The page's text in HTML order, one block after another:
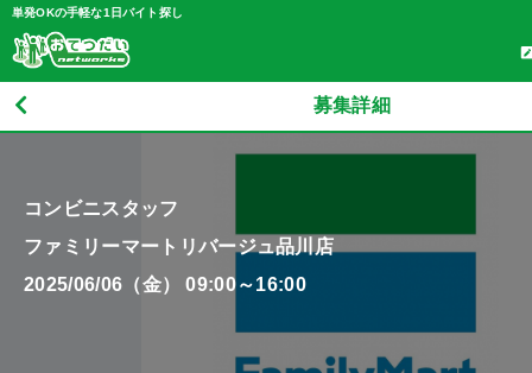
単発OKの手軽な1日バイト探し
募集詳細
コンビニスタッフ
ファミリーマートリバージュ品川店
2025/06/06（金） 09:00～16:00